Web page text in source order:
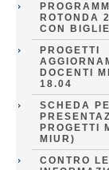
ROTONDA
CON
PROGETTI
DOCENTI
18.04
SCHEDA
PROGETTI
MIUR)
CONTRO LE